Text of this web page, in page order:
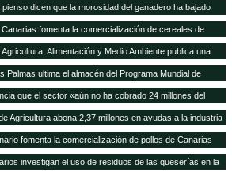
dicen que la morosidad del ganadero ha bajado
Canarias fomenta la comercialización de cereales de
de Canarias
Agricultura, Alimentación y Medio Ambiente publica una
de subvenciones para proyectos de investigación
ganadero por 6,3 millones de euros
Palmas ultima el almacén del Programa Mundial de
que el sector «aún no ha cobrado 24 millones del
Agricultura abona 2,37 millones en ayudas a la industria
artesanales
fomenta la comercialización de pollos de Canarias
investigan el uso de residuos de las queserías en la